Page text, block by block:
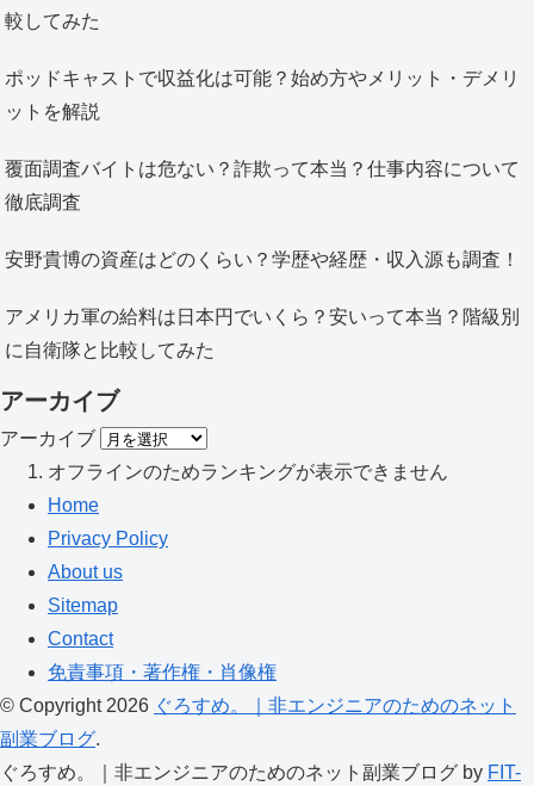
較してみた
ポッドキャストで収益化は可能？始め方やメリット・デメリ
ットを解説
覆面調査バイトは危ない？詐欺って本当？仕事内容について
徹底調査
安野貴博の資産はどのくらい？学歴や経歴・収入源も調査！
アメリカ軍の給料は日本円でいくら？安いって本当？階級別
に自衛隊と比較してみた
アーカイブ
アーカイブ
オフラインのためランキングが表示できません
Home
Privacy Policy
About us
Sitemap
Contact
免責事項・著作権・肖像権
© Copyright 2026 ぐろすめ。｜非エンジニアのためのネット
副業ブログ.
ぐろすめ。｜非エンジニアのためのネット副業ブログ by FIT-